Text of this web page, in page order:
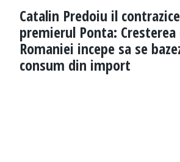
Catalin Predoiu il
premierul Ponta:
Romaniei incepe sa se
consum din import